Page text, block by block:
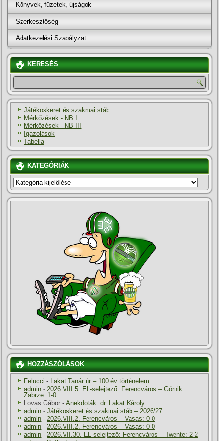
Könyvek, füzetek, újságok
Szerkesztőség
Adatkezelési Szabályzat
KERESÉS
Játékoskeret és szakmai stáb
Mérkőzések - NB I
Mérkőzések - NB III
Igazolások
Tabella
KATEGÓRIÁK
KATEGÓRIÁK
HOZZÁSZÓLÁSOK
Felucci -
Lakat Tanár úr – 100 év történelem
admin - 2026.VIII.5. EL-selejtező: Ferencváros – Górnik
Zabrze: 1-0
Lovas Gábor -Anekdoták: dr. Lakat Károly
admin -Játékoskeret és szakmai stáb – 2026/27
admin - 2026.VIII.2. Ferencváros – Vasas: 0-0
admin - 2026.VIII.2. Ferencváros – Vasas: 0-0
admin - 2026.VII.30. EL-selejtező: Ferencváros – Twente: 2-2